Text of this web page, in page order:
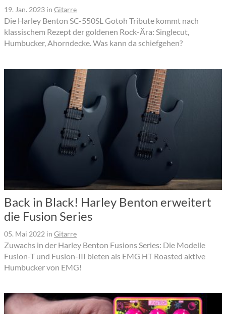
19. Jan. 2023 in Gitarre
Die Harley Benton SC-550SL Gotoh Tribute kommt nach
klassischem Rezept der goldenen Rock-Ära: Singlecut,
Humbucker, Ahorndecke. Was kann da schiefgehen?
Back in Black! Harley Benton erweitert
die Fusion Series
05. Mai 2022 in Gitarre
Zuwachs in der Harley Benton Fusions Series: Die Modelle
Fusion-T und Fusion-III bieten als EMG HT Roasted aktive
Humbucker von EMG!